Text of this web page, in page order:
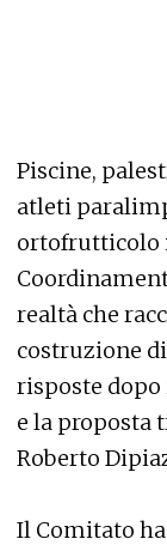
Piscine,
atleti
ortofrutticolo
realtà che
costruzione
risposte dopo
e la proposta
Roberto
Il Comitato